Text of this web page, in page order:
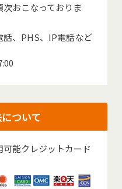
おこなっておりま
話、PHS、IP電話など
ついて
能クレジットカード